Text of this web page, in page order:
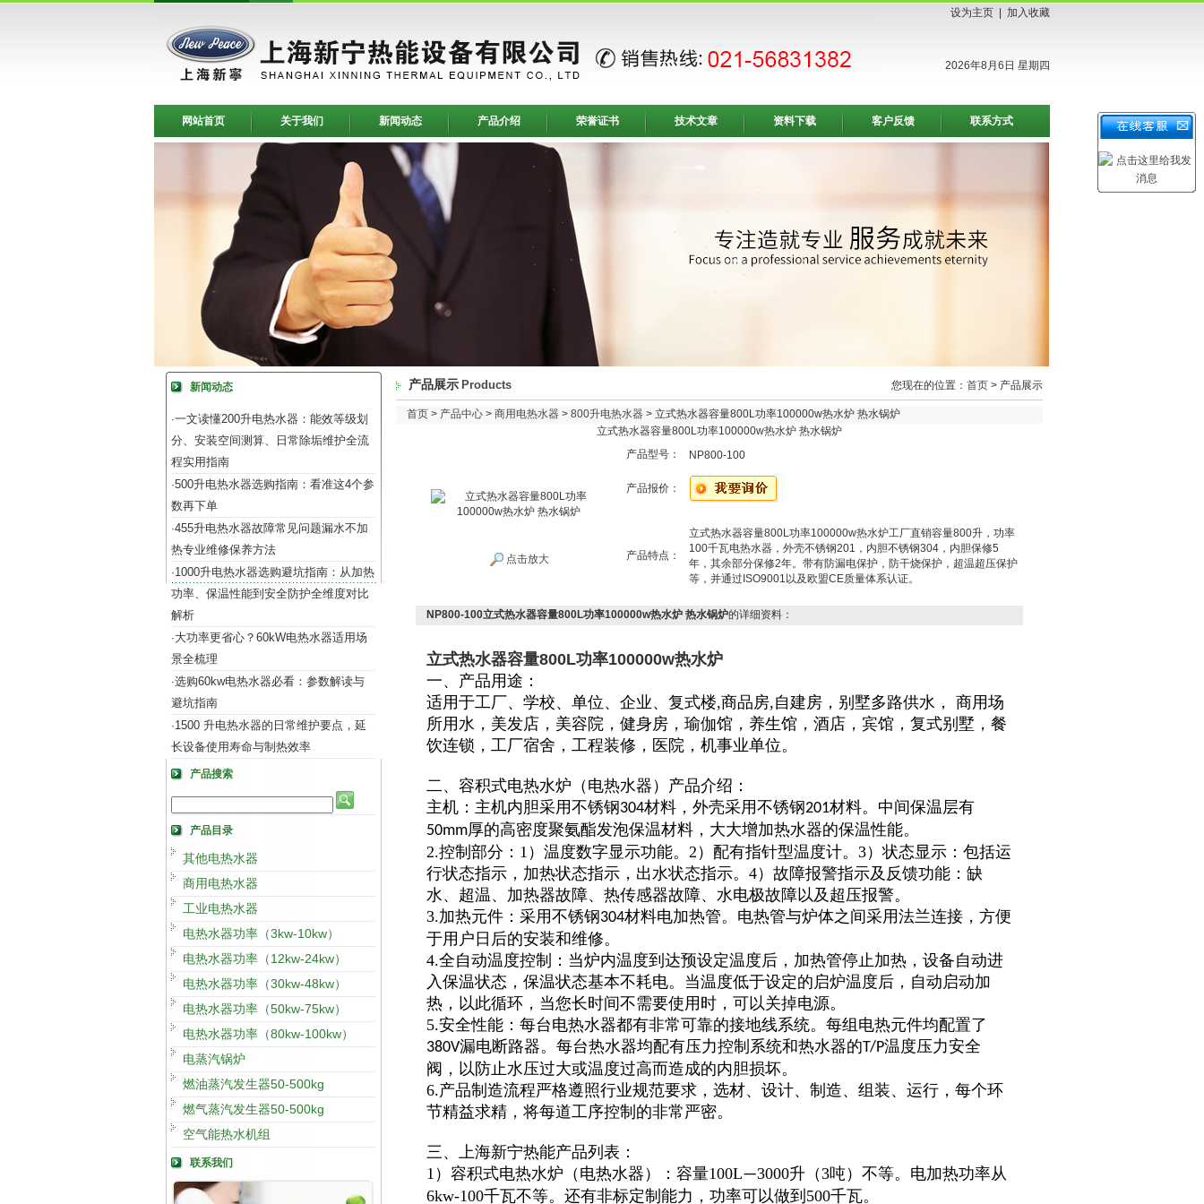
设为主页 加入收藏
2026年8月6日 星期四
网站首页 关于我们 新闻动态 产品介绍 荣誉证书 技术文章 资料下载 客户反馈 联系方式
新闻动态
·一文读懂200升电热水器：能效等级划
分、安装空间测算、日常除垢维护全流
程实用指南
·500升电热水器选购指南：看准这4个参
数再下单
·455升电热水器故障常见问题漏水不加
热专业维修保养方法
·1000升电热水器选购避坑指南：从加热
功率、保温性能到安全防护全维度对比
解析
·大功率更省心？60kW电热水器适用场
景全梳理
·选购60kw电热水器必看：参数解读与
避坑指南
·1500 升电热水器的日常维护要点，延
长设备使用寿命与制热效率
产品搜索
产品目录
其他电热水器
商用电热水器
工业电热水器
电热水器功率（3kw-10kw）
电热水器功率（12kw-24kw）
电热水器功率（30kw-48kw）
电热水器功率（50kw-75kw）
电热水器功率（80kw-100kw）
电蒸汽锅炉
燃油蒸汽发生器50-500kg
燃气蒸汽发生器50-500kg
空气能热水机组
联系我们
产品展示 Products 您现在的位置： 首页 > 产品展示
首页 > 产品中心 > 商用电热水器 > 800升电热水器 > 立式热水器容量800L功率100000w热水炉 热水锅炉
立式热水器容量800L功率100000w热水炉 热水锅炉
点击放大
产品型号： NP800-100
产品报价：
产品特点：
立式热水器容量800L功率100000w热水炉工厂直销容量800升，功率
100千瓦电热水器，外壳不锈钢201，内胆不锈钢304，内胆保修5
年，其余部分保修2年。带有防漏电保护，防干烧保护，超温超压保护
等，并通过ISO9001以及欧盟CE质量体系认证。
NP800-100立式热水器容量800L功率100000w热水炉 热水锅炉的详细资料：
立式热水器容量800L功率100000w热水炉
一、产品用途：
适用于工厂、学校、单位、企业、 复式楼,商品房,自建房 ， 别墅多路供水 ， 商用场
所用水，美发店，美容院，健身房， 瑜伽馆， 养生馆，酒店，宾馆，复式别墅，餐
饮连锁，工厂宿舍，工程装修，医院，机事业单位。
二、容积式电热水炉（电热水器）产品介绍：
主机：主机内胆采用不锈钢304材料，外壳采用不锈钢201材料。中间保温层有
50mm厚的高密度聚氨酯发泡保温材料，大大增加热水器的保温性能。
2.控制部分：1）温度数字显示功能。2）配有指针型温度计。3）状态显示：包括运
行状态指示，加热状态指示，出水状态指示。4）故障报警指示及反馈功能：缺
水、超温、加热器故障、热传感器故障、水电极故障以及超压报警。
3.加热元件：采用不锈钢304材料电加热管。电热管与炉体之间采用法兰连接，方便
于用户日后的安装和维修。
4.全自动温度控制：当炉内温度到达预设定温度后，加热管停止加热，设备自动进
入保温状态，保温状态基本不耗电。当温度低于设定的启炉温度后，自动启动加
热，以此循环，当您长时间不需要使用时，可以关掉电源。
5.安全性能：每台电热水器都有非常可靠的接地线系统。每组电热元件均配置了
380V漏电断路器。每台热水器均配有压力控制系统和热水器的T/P温度压力安全
阀，以防止水压过大或温度过高而造成的内胆损坏。
6.产品制造流程严格遵照行业规范要求，选材、设计、制造、组装、运行，每个环
节精益求精，将每道工序控制的非常严密。
三、上海新宁热能产品列表：
1）容积式电热水炉（电热水器）：容量100L—3000升（3吨）不等。电加热功率从
6kw-100千瓦不等。还有非标定制能力，功率可以做到500千瓦。